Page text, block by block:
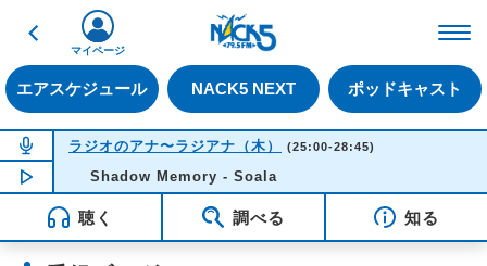
戻る
エアスケジュール NACK5 NEXT ポッドキャスト
マイページ
NOW ON AIR
ラジオのアナ〜ラジアナ（木） (25:00-28:45)
NOW PLAYING04:22
Shadow Memory - Soala
聴く 調べる 知る